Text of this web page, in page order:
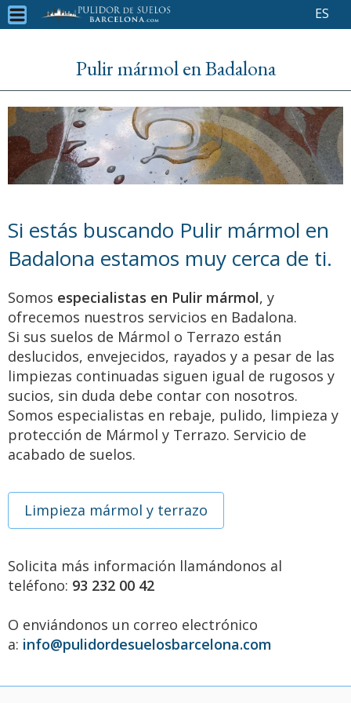
ES
Pulir mármol en Badalona
Si estás buscando Pulir mármol en
Badalona estamos muy cerca de ti.
Somos especialistas en Pulir mármol, y
ofrecemos nuestros servicios en Badalona.
Si sus suelos de Mármol o Terrazo están
deslucidos, envejecidos, rayados y a pesar de las
limpiezas continuadas siguen igual de rugosos y
sucios, sin duda debe contar con nosotros.
Somos especialistas en rebaje, pulido, limpieza y
protección de Mármol y Terrazo. Servicio de
acabado de suelos.
Limpieza mármol y terrazo
Solicita más información llamándonos al
teléfono: 93 232 00 42
O enviándonos un correo electrónico
a: info@pulidordesuelosbarcelona.com